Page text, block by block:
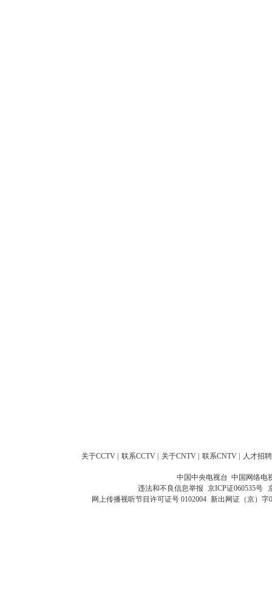
关于CCTV 联系CCTV 关于CNTV 联系CNTV 人才招聘
中国中央电视台 中国网络电
违法和不良信息举报 京ICP证060535号
网上传播视听节目许可证号 0102004 新出网证（京）